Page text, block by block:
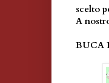
scelto
A
BUCA